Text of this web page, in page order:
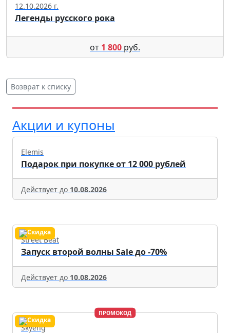
12.10.2026 г.
Легенды русского рока
от 1 800 руб.
Возврат к списку
Акции и купоны
Elemis
Подарок при покупке от 12 000 рублей
Действует до 10.08.2026
Street Beat
Запуск второй волны Sale до -70%
Действует до 10.08.2026
ПРОМОКОД
Skyeng